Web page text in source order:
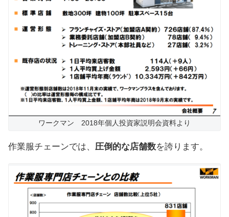
ワークマン 2018年個人投資家説明会資料より
作業服チェーンでは、 圧倒的な店舗数を誇ります。